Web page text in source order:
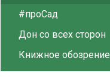
#проСад
Дон со всех сторон
Книжное обозрение